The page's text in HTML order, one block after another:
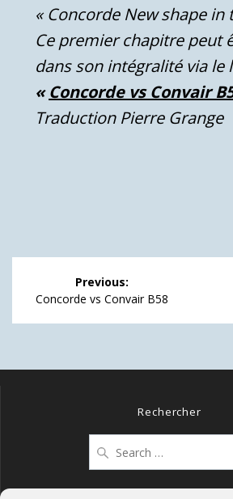
« Concorde New shape in
Ce premier chapitre peut
dans son intégralité via le
«Concorde vs Convair
Traduction Pierre Grange
Navigation
de
Previous:
Previous
Concorde vs Convair B58
Rechercher
for: